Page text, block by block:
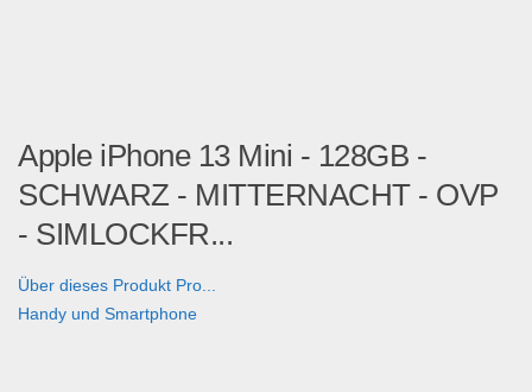
Apple iPhone 13 Mini - 128GB -
SCHWARZ - MITTERNACHT - OVP
- SIMLOCKFR...
Über dieses Produkt Pro...
Handy und Smartphone